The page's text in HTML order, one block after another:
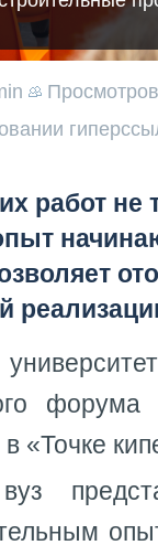
работ не
форума
в «Точке